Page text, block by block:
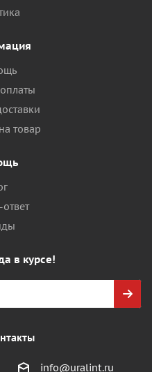
товар
в курсе!
info@uralint.ru